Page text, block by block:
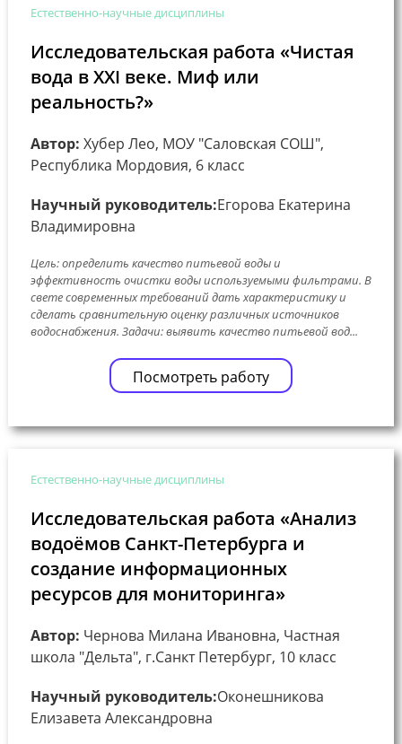
Естественно-научные дисциплины
Исследовательская работа «Чистая
вода в XXI веке. Миф или
реальность?»
Автор: Хубер Лео, МОУ "Саловская СОШ",
Республика Мордовия, 6 класс
Научный руководитель:Егорова Екатерина
Владимировна
Цель: определить качество питьевой воды и
эффективность очистки воды используемыми фильтрами. В
свете современных требований дать характеристику и
сделать сравнительную оценку различных источников
водоснабжения. Задачи: выявить качество питьевой вод...
Посмотреть работу
Естественно-научные дисциплины
Исследовательская работа «Анализ
водоёмов Санкт-Петербурга и
создание информационных
ресурсов для мониторинга»
Автор: Чернова Милана Ивановна, Частная
школа "Дельта", г.Санкт Петербург, 10 класс
Научный руководитель:Оконешникова
Елизавета Александровна